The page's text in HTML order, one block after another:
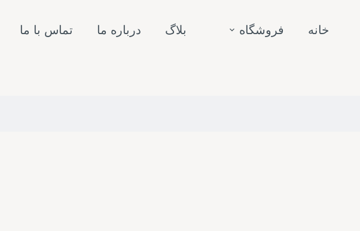
خانه فروشگاه بلاگ درباره ما تماس با ما